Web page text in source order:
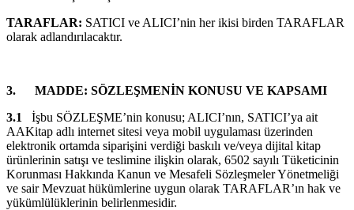
TARAFLAR: SATICI ve ALICI’nin her ikisi birden TARAFLAR
olarak adlandırılacaktır.
3.
MADDE: SÖZLEŞMENİN KONUSU VE KAPSAMI
3.1
İşbu SÖZLEŞME’nin konusu; ALICI’nın, SATICI’ya ait
AAKitap adlı internet sitesi veya mobil uygulaması üzerinden
elektronik ortamda siparişini verdiği baskılı ve/veya dijital kitap
ürünlerinin satışı ve teslimine ilişkin olarak, 6502 sayılı Tüketicinin
Korunması Hakkında Kanun ve Mesafeli Sözleşmeler Yönetmeliği
ve sair Mevzuat hükümlerine uygun olarak TARAFLAR’ın hak ve
yükümlülüklerinin belirlenmesidir.